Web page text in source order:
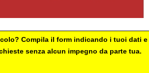
Compila il form indicando i tuoi dati e
senza alcun impegno da parte tua.